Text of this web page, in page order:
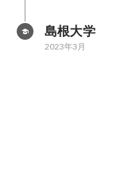
島根大学
2023年3月